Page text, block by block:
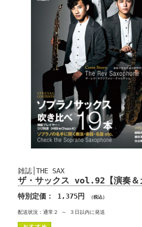
雑誌│THE SAX
ザ・サックス vol.92【演奏＆
特別定価： 1,375円 （税込）
配送状況：通常２ ～ ３日以内に発送